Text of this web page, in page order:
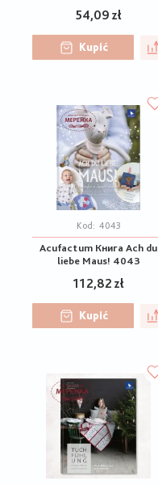
54,09 zł
Kupić
Kod: 4043
Acufactum Книга Ach du
liebe Maus! 4043
112,82 zł
Kupić